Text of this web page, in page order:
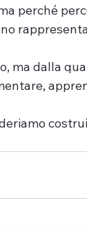
perché
ma dalla